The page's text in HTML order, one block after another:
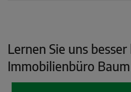
Lernen Sie uns
Immobilienbüro